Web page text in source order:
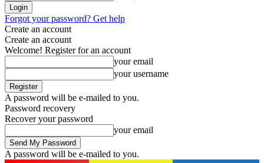
Forgot your password? Get help
Create an account
Create an account
Welcome! Register for an account
your email
your username
A password will be e-mailed to you.
Password recovery
Recover your password
your email
A password will be e-mailed to you.